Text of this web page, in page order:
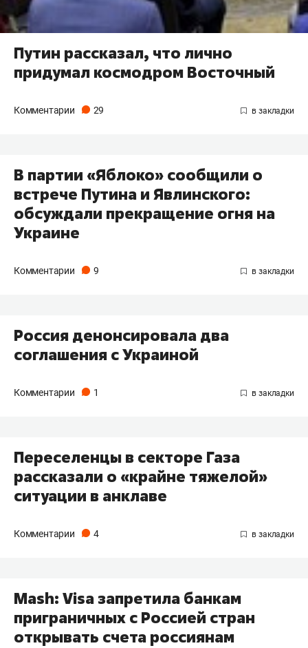
Путин рассказал, что лично
придумал космодром Восточный
Комментарии 29
В партии «Яблоко» сообщили о
встрече Путина и Явлинского:
обсуждали прекращение огня на
Украине
Комментарии 9
Россия денонсировала два
соглашения с Украиной
Комментарии 1
Переселенцы в секторе Газа
рассказали о «крайне тяжелой»
ситуации в анклаве
Комментарии 4
Mash: Visa запретила банкам
приграничных с Россией стран
открывать счета россиянам